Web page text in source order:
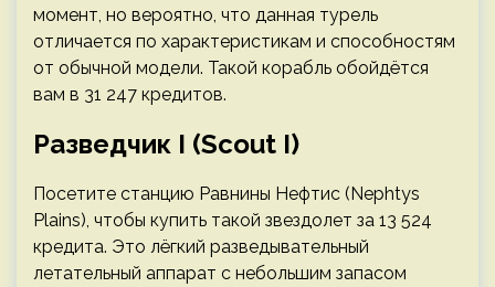
момент, но вероятно, что данная турель
отличается по характеристикам и способностям
от обычной модели. Такой корабль обойдётся
вам в 31 247 кредитов.
Разведчик I (Scout I)
Посетите станцию Равнины Нефтис (Nephtys
Plains), чтобы купить такой звездолет за 13 524
кредита. Это лёгкий разведывательный
летательный аппарат с небольшим запасом